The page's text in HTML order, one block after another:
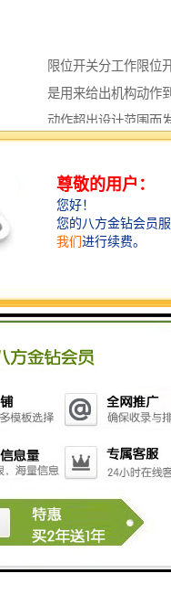
限位开关分工作限位
是用来给出机构动作
动作超出设计范围而
作后，给出信号，进
在机构动作的远端，
坏。